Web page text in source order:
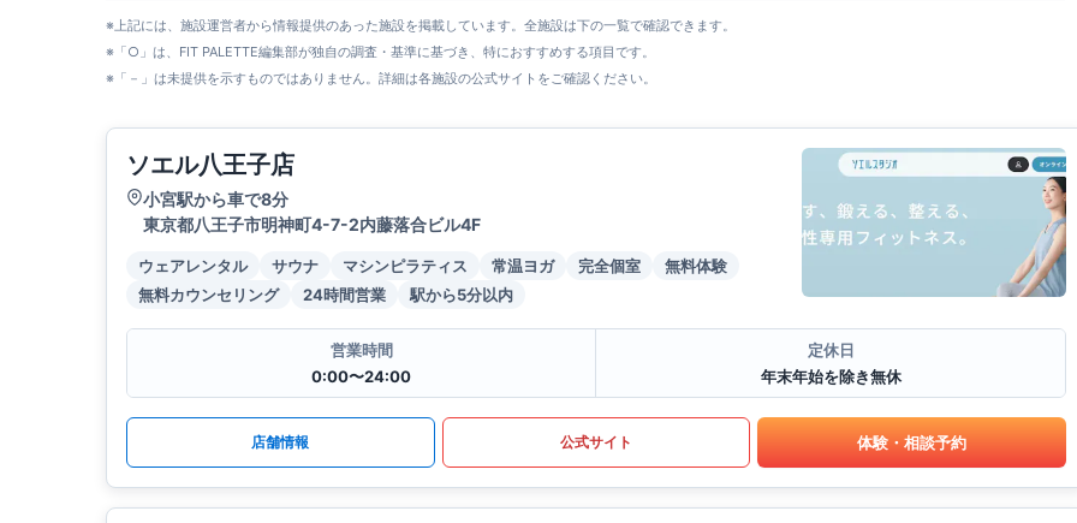
※上記には、施設運営者から情報提供のあった施設を掲載しています。全施設は下の一覧で確認できます。
※「○」は、FIT PALETTE編集部が独自の調査・基準に基づき、特におすすめする項目です。
※「－」は未提供を示すものではありません。詳細は各施設の公式サイトをご確認ください。
ソエル八王子店
小宮駅から車で8分
東京都八王子市明神町4-7-2内藤落合ビル4F
ウェアレンタル サウナ マシンピラティス 常温ヨガ 完全個室
無料体験
無料カウンセリング
24時間営業 駅から5分以内
営業時間
0:00〜24:00
定休日
年末年始を除き無休
店舗情報 公式サイト 体験・相談予約